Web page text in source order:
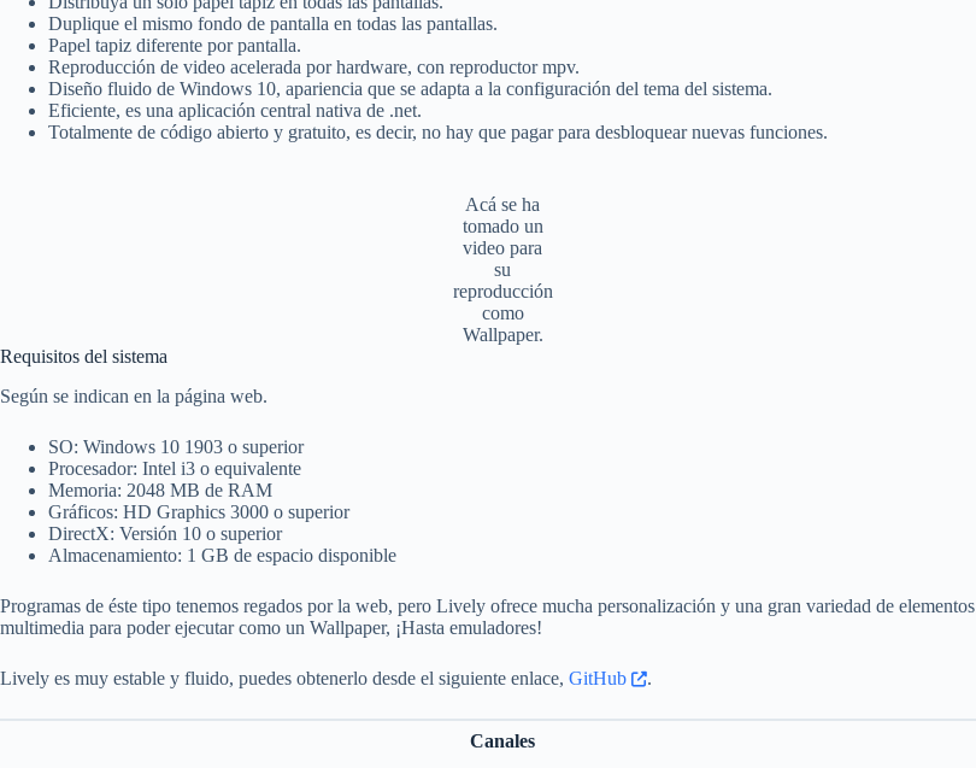
Duplique el mismo fondo de pantalla en todas las pantallas.
Papel tapiz diferente por pantalla.
Reproducción de video acelerada por hardware, con reproductor mpv.
Diseño fluido de Windows 10, apariencia que se adapta a la configuración del tema del sistema.
Eficiente, es una aplicación central nativa de .net.
Totalmente de código abierto y gratuito, es decir, no hay que pagar para desbloquear nuevas funciones.
Acá se ha
tomado un
video para
su
reproducción
como
Wallpaper.
Requisitos del sistema
Según se indican en la página web.
SO: Windows 10 1903 o superior
Procesador: Intel i3 o equivalente
Memoria: 2048 MB de RAM
Gráficos: HD Graphics 3000 o superior
DirectX: Versión 10 o superior
Almacenamiento: 1 GB de espacio disponible
Programas de éste tipo tenemos regados por la web, pero Lively ofrece mucha personalización y una gran variedad de elementos
multimedia para poder ejecutar como un Wallpaper, ¡Hasta emuladores!
Lively es muy estable y fluido, puedes obtenerlo desde el siguiente enlace, GitHub .
Canales